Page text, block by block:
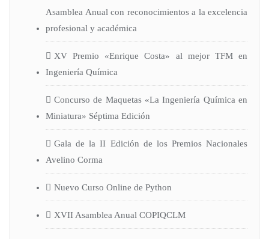
Asamblea Anual con reconocimientos a la excelencia
profesional y académica
XV Premio «Enrique Costa» al mejor TFM en
Ingeniería Química
Concurso de Maquetas «La Ingeniería Química en
Miniatura» Séptima Edición
Gala de la II Edición de los Premios Nacionales
Avelino Corma
Nuevo Curso Online de Python
XVII Asamblea Anual COPIQCLM